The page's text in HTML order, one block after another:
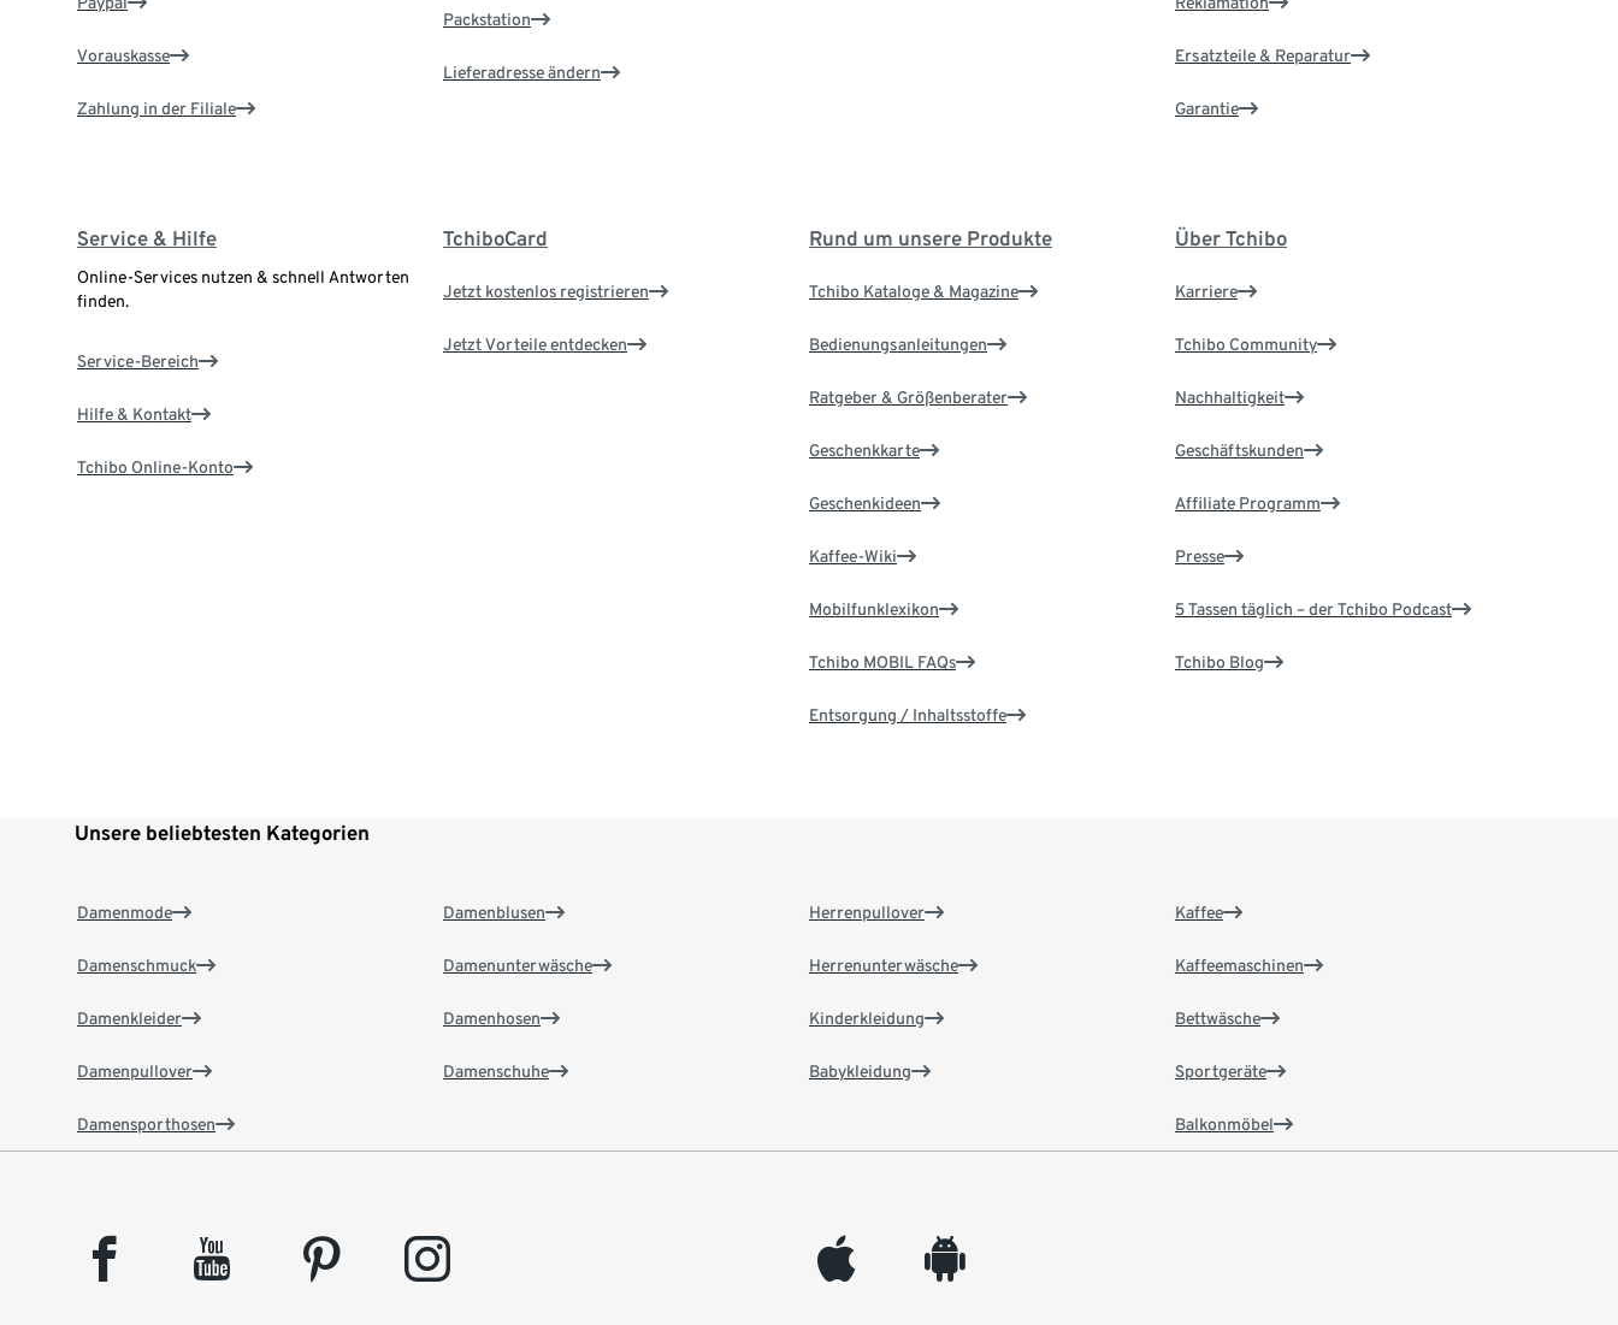
Vorauskasse
Zahlung in der Filiale
Packstation
Lieferadresse ändern
Ersatzteile & Reparatur
Garantie
Service & Hilfe
Online-Services nutzen & schnell Antworten
finden.
Service-Bereich
Hilfe & Kontakt
Tchibo Online-Konto
TchiboCard
Jetzt kostenlos registrieren
Jetzt Vorteile entdecken
Rund um unsere Produkte
Tchibo Kataloge & Magazine
Bedienungsanleitungen
Ratgeber & Größenberater
Geschenkkarte
Geschenkideen
Kaffee-Wiki
Mobilfunklexikon
Tchibo MOBIL FAQs
Entsorgung / Inhaltsstoffe
Über Tchibo
Karriere
Tchibo Community
Nachhaltigkeit
Geschäftskunden
Affiliate Programm
Presse
5 Tassen täglich – der Tchibo Podcast
Tchibo Blog
Unsere beliebtesten Kategorien
Damenmode
Damenschmuck
Damenkleider
Damenpullover
Damensporthosen
Damenblusen
Damenunterwäsche
Damenhosen
Damenschuhe
Herrenpullover
Herrenunterwäsche
Kinderkleidung
Babykleidung
Kaffee
Kaffeemaschinen
Bettwäsche
Sportgeräte
Balkonmöbel
facebook youtube pinterest instagram appleinc android